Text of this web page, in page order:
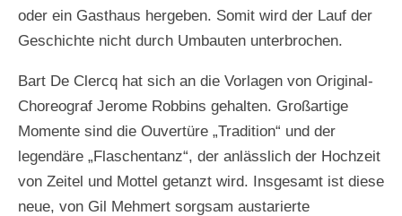
oder ein Gasthaus hergeben. Somit wird der Lauf der
Geschichte nicht durch Umbauten unterbrochen.
Bart De Clercq hat sich an die Vorlagen von Original-
Choreograf Jerome Robbins gehalten. Großartige
Momente sind die Ouvertüre „Tradition“ und der
legendäre „Flaschentanz“, der anlässlich der Hochzeit
von Zeitel und Mottel getanzt wird. Insgesamt ist diese
neue, von Gil Mehmert sorgsam austarierte